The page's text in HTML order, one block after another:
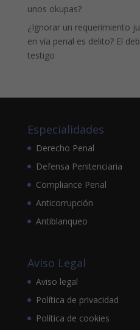
unos okupas?
¿Ignorar un requerimiento
en vía penal es delito? El
testigo
Especialidades
Derecho Penal
Defensa Penitenciaria
Compliance Penal
Anticorrupción
Antiblanqueo
Aviso Legal
Aviso legal
Política de privacidad
Política de cookies